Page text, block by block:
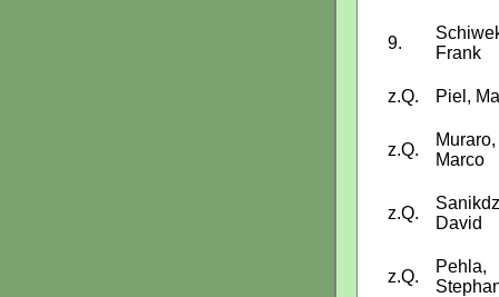
9.
Frank
z.Q. Piel,
z.Q.
Muraro,
Marco
z.Q.
David
z.Q.
Pehla,